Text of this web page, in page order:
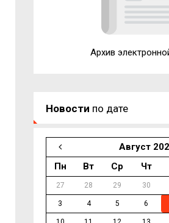
Архив
Новости по дате
Август
Пн
Вт Ср Чт
27 28 29 30
3 4 5 6